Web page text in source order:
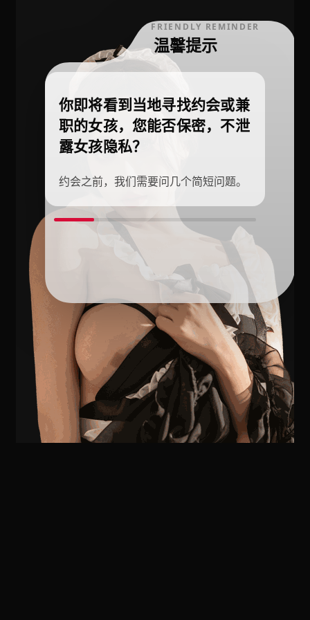
FRIENDLY REMINDER
温馨提示
你即将看到当地寻找约会或兼
职的女孩，您能否保密，不泄
露女孩隐私？
约会之前，我们需要问几个简短问题。